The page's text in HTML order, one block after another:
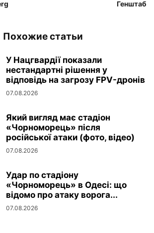
Генштаб
Похожие статьи
У Нацгвардії показали
нестандартні рішення у
відповідь на загрозу FPV-дронів
07.08.2026
Який вигляд має стадіон
«Чорноморець» після
російської атаки (фото, відео)
07.08.2026
Удар по стадіону
«Чорноморець» в Одесі: що
відомо про атаку ворога...
07.08.2026